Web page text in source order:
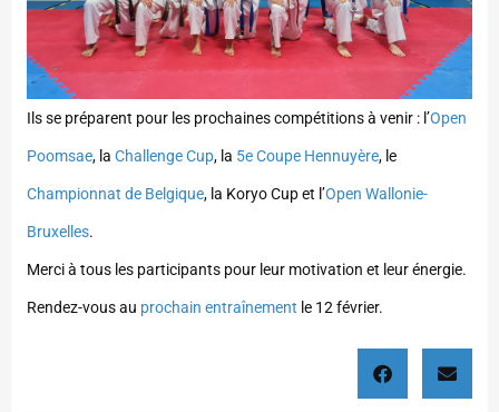
Ils se préparent pour les prochaines compétitions à venir : l’Open
Poomsae, la Challenge Cup, la 5e Coupe Hennuyère, le
Championnat de Belgique, la Koryo Cup et l’Open Wallonie-
Bruxelles.
Merci à tous les participants pour leur motivation et leur énergie.
Rendez-vous au prochain entraînement le 12 février.